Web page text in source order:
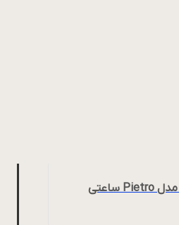
کفش رسمی مردانه مدل Pietro ساعتی